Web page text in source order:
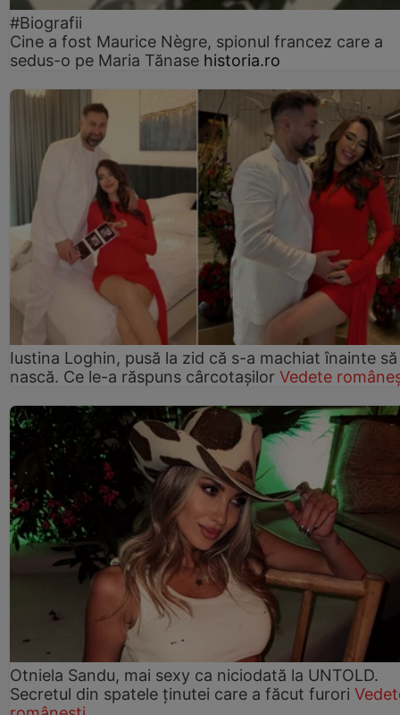
#Biografii
Cine a fost Maurice Nègre, spionul francez care a
sedus-o pe Maria Tănase historia.ro
Iustina Loghin, pusă la zid că s-a machiat înainte să
nască. Ce le-a răspuns cârcotașilor Vedete
Otniela Sandu, mai sexy ca niciodată la UNTOLD.
Secretul din spatele ținutei care a făcut furori